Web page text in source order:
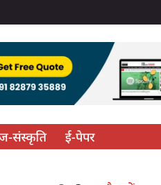
संस्कृति ई-पेपर